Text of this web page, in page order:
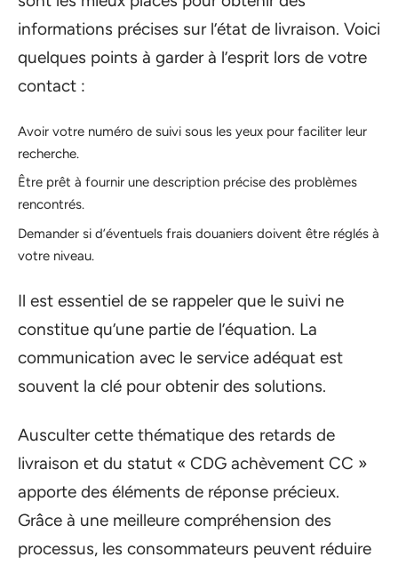
informations précises sur l’état de livraison. Voici
quelques points à garder à l’esprit lors de votre
contact :
Avoir votre numéro de suivi sous les yeux pour faciliter leur
recherche.
Être prêt à fournir une description précise des problèmes
rencontrés.
Demander si d’éventuels frais douaniers doivent être réglés à
votre niveau.
Il est essentiel de se rappeler que le suivi ne
constitue qu’une partie de l’équation. La
communication avec le service adéquat est
souvent la clé pour obtenir des solutions.
Ausculter cette thématique des retards de
livraison et du statut « CDG achèvement CC »
apporte des éléments de réponse précieux.
Grâce à une meilleure compréhension des
processus, les consommateurs peuvent réduire